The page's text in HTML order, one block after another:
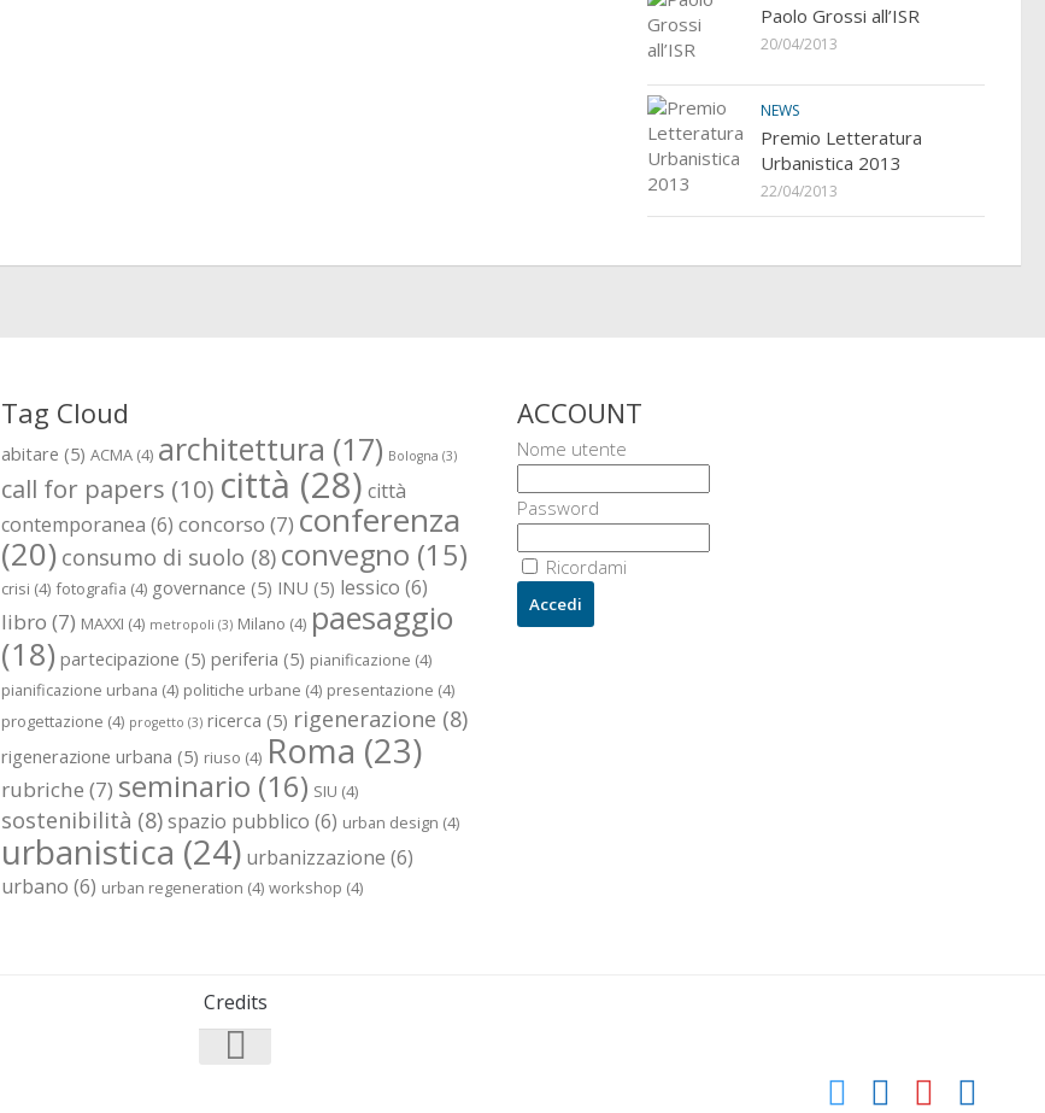
Paolo Grossi all’ISR
20/04/2013
NEWS
Premio Letteratura
Urbanistica 2013
22/04/2013
Tag Cloud
abitare (5) ACMA(4) architettura (17) Bologna (3)
call for papers (10) città (28) città
contemporanea (6) concorso (7) conferenza
(20) consumo di suolo (8) convegno (15)
crisi (4) fotografia (4) governance (5) INU (5) lessico (6)
libro (7) MAXXI (4) metropoli (3) Milano (4) paesaggio
(18) partecipazione (5) periferia (5) pianificazione (4)
pianificazione urbana (4) politiche urbane (4) presentazione (4)
progettazione (4) progetto (3) ricerca (5) rigenerazione (8)
rigenerazione urbana (5) riuso (4) Roma (23)
rubriche (7) seminario (16) SIU (4)
sostenibilità (8)spazio pubblico (6) urban design (4)
urbanistica (24) urbanizzazione (6)
urbano (6) urban regeneration (4) workshop (4)
ACCOUNT
Nome utente
Password
Ricordami
Credits